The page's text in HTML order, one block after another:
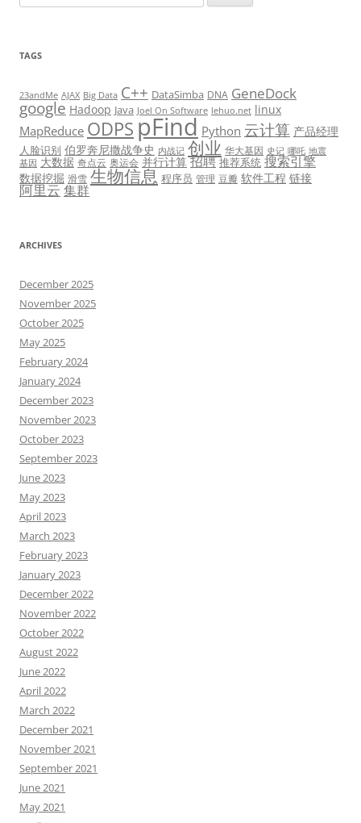
for:
TAGS
23andMe AJAX Big Data C++ DataSimba DNA GeneDock
google Hadoop Java Joel On Software lehuo.net linux
MapReduce ODPS pFind Python 云计算 产品经理
人脸识别 伯罗奔尼撒战争史 内战记 创业 华大基因 史记 哪吒 地震
基因 大数据 奇点云 奥运会 并行计算 招聘 推荐系统 搜索引擎
数据挖掘 滑雪 生物信息 程序员 管理 豆瓣 软件工程 链接
阿里云集群
ARCHIVES
December 2025
November 2025
October 2025
May 2025
February 2024
January 2024
December 2023
November 2023
October 2023
September 2023
June 2023
May 2023
April 2023
March 2023
February 2023
January 2023
December 2022
November 2022
October 2022
August 2022
June 2022
April 2022
March 2022
December 2021
November 2021
September 2021
June 2021
May 2021